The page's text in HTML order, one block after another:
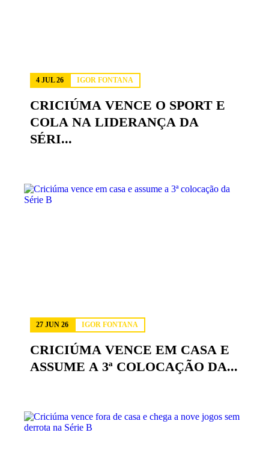
4 JUL 26 IGOR FONTANA
CRICIÚMA VENCE O SPORT E
COLA NA LIDERANÇA DA
SÉRI...
27 JUN 26 IGOR FONTANA
CRICIÚMA VENCE EM CASA E
ASSUME A 3ª COLOCAÇÃO DA...